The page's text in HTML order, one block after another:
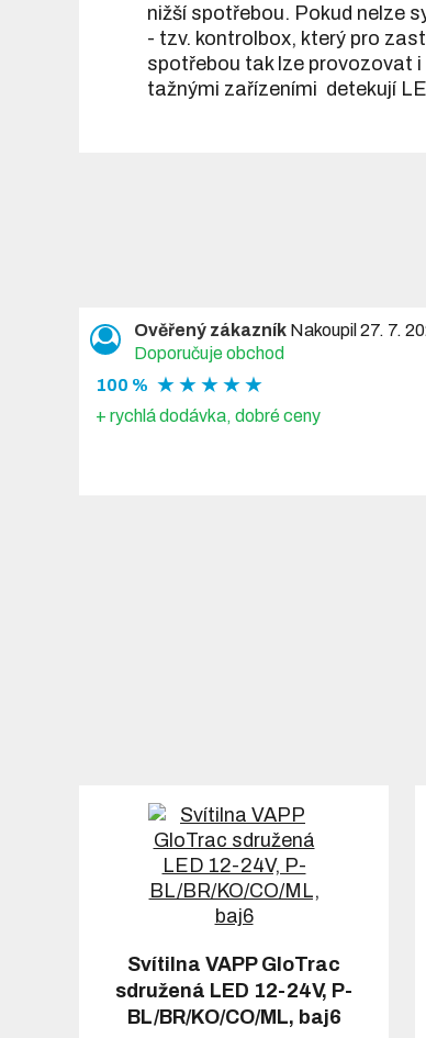
nižší spotřebou. Pokud nelze
- tzv. kontrolbox, který pro
spotřebou tak lze provozovat
tažnými zařízeními detekují
Ověřený zákazník Nakoupil 27. 7.
Doporučuje obchod
100 % ★ ★ ★ ★ ★
+ rychlá dodávka, dobré ceny
Svítilna VAPP GloTrac
sdružená LED 12-24V, P-
BL/BR/KO/CO/ML, baj6